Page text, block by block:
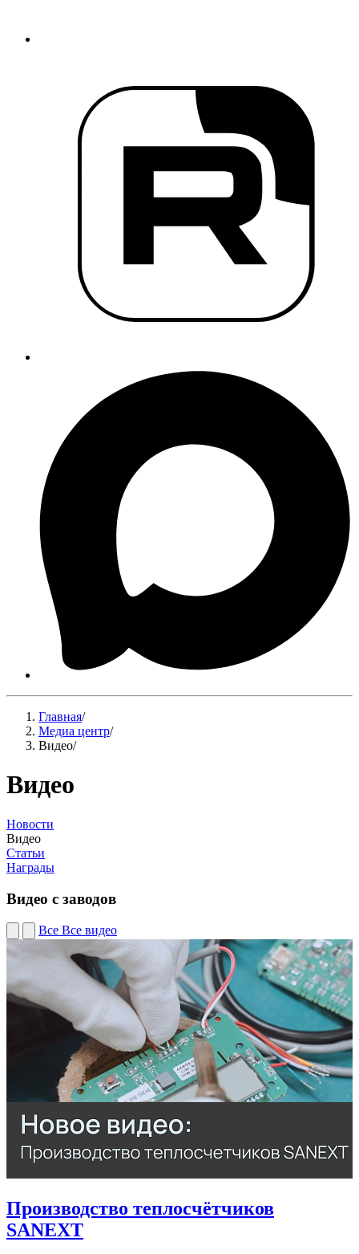
Главная/
Медиа центр/
Видео/
Видео
Новости
Видео
Статьи
Награды
Видео с заводов
Все Все видео
Производство теплосчётчиков
SANEXT